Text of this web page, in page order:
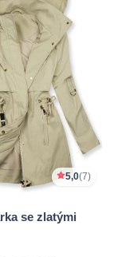
5,0(7)
se zlatými